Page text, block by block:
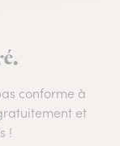
conforme à
et
!